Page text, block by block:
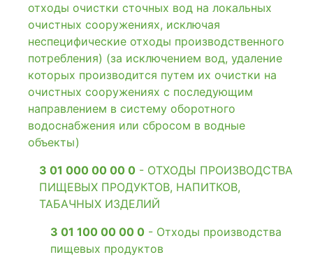
отходы очистки сточных вод на локальных
очистных сооружениях, исключая
неспецифические отходы производственного
потребления) (за исключением вод, удаление
которых производится путем их очистки на
очистных сооружениях с последующим
направлением в систему оборотного
водоснабжения или сбросом в водные
объекты)
3 01 000 00 00 0 - ОТХОДЫ ПРОИЗВОДСТВА
ПИЩЕВЫХ ПРОДУКТОВ, НАПИТКОВ,
ТАБАЧНЫХ ИЗДЕЛИЙ
3 01 100 00 00 0 - Отходы производства
пищевых продуктов